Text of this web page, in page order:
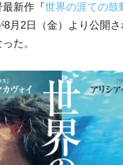
新作『世界の涯ての鼓
8月2日（金）より公開
た。